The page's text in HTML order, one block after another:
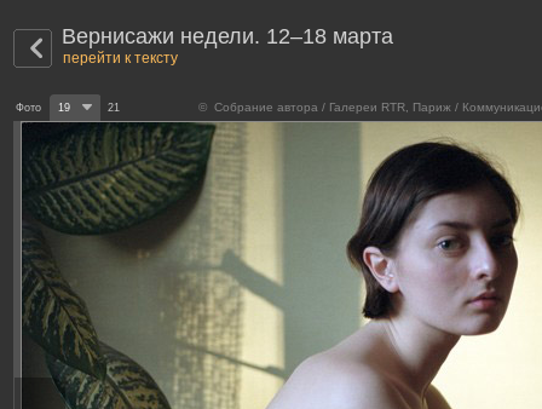
Вернисажи недели. 12–18 марта
перейти к тексту
© Собрание автора / Галереи RTR, Париж /
Фото 19 21